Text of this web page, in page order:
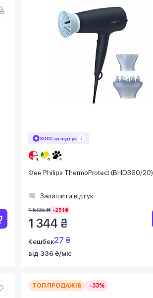
300₴ за відгук
Фен Philips ThermoProtect (BHD360/20)
Залишити відгук
1 595 ₴ -251 ₴
1 344 ₴
Кешбек27 ₴
від 336 ₴/міс
ТОП ПРОДАЖІВ -33%